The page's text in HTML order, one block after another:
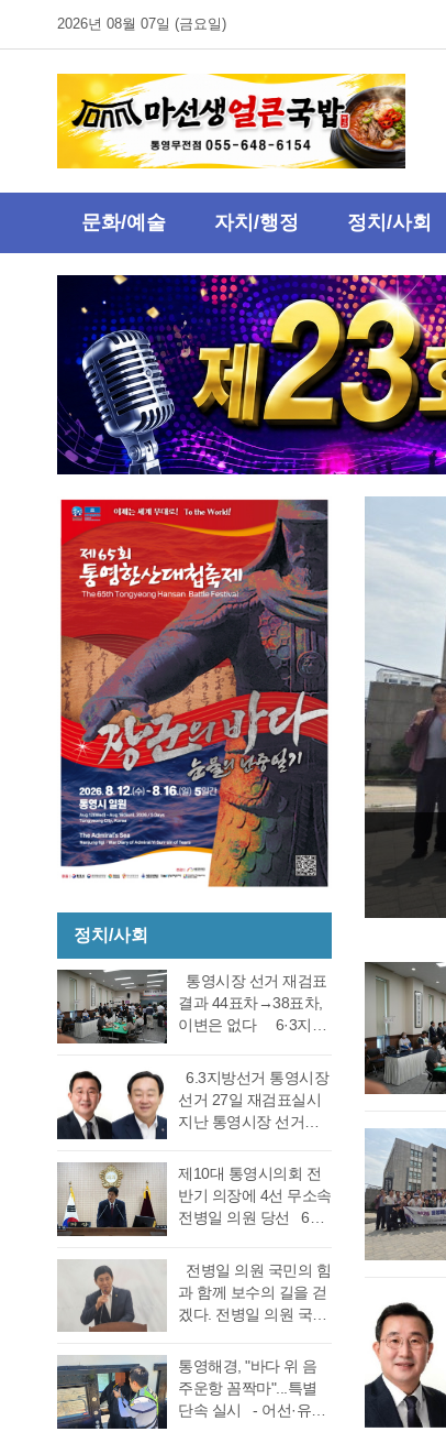
2026년 08월 07일 (금요일)
문화/예술 자치/행정 정치/사회
정치/사회
통영시장 선거 재검표
결과 44표차→38표차,
이변은 없다 6·3지방
검표 결과 강석주 시장
이 38표차로 6표가 변
동되었으나 천영기 당
락에는 변동이 없었다.
는 창원시 성산구에 있
는 도선관위 청사 6층
대회의실에서 실시한
차에서 38표차로 더불
어민주당 강석주 시장
이 국민의힘 천영기 전
종 확인했다 강석주 후
보는 기존과 동일, 천영
기 후보는 기존보다 6표
증가했다. 이로써 두 후
6.3지방선거 통영시장
선거 27일 재검표실시
지난 통영시장 선거에
서 0.06%(44표) 차이로
당락이 갈렸던 6.3지방
선거 통영시장선거 결
드려져 경남선관위가
재검표를 결정했다. 경
남 선거관리위원회가
난 6·3 지방선거에서 44
표 차이로 당락이 갈린
통영시장 선거에 대한
제10대 통영시의회 전
반기 의장에 4선 무소속
전병일 의원 당선 6일
거를 위한 제244회 임
시회를에서 4선 전병일
의원이 전반기 의장에
당선됐다. 더불어 민주
결을 펼친 무소속 전병
일 의원이 각각 등록해
정견 발표 이후 곧바로
전병일 의원 국민의 힘
과 함께 보수의 길을 걷
겠다. 전병일 의원 국민
통영시 가선거구 전병
일 의원이 1일 오전 통
영시청 브리핑 룸에서
통영해경, "바다 위 음
주운항 꼼짝마"...특별
단속 실시 - 어선·유도
44표차→38표차, 이변은